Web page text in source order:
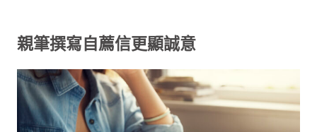
親筆撰寫自薦信更顯誠意